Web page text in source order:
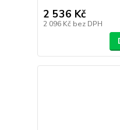
2 536 Kč
2 096 Kč bez DPH